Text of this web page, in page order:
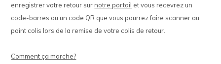
enregistrer votre retour surnotre portail et vous recevrez un
code-barres ou un code QR que vous pourrez faire scanner au
point colis lors de la remise de votre colis de retour.
Comment ça marche?